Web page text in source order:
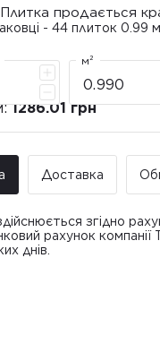
продається
- 44 плиток 0.99
м²
1286.01 грн
Доставка
згідно
рахунок
днів.